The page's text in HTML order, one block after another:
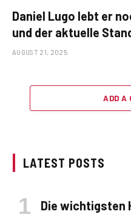
Daniel Lugo lebt er
und der aktuelle
AUGUST 21, 2025
ADD A
LATEST POSTS
Die wichtigsten